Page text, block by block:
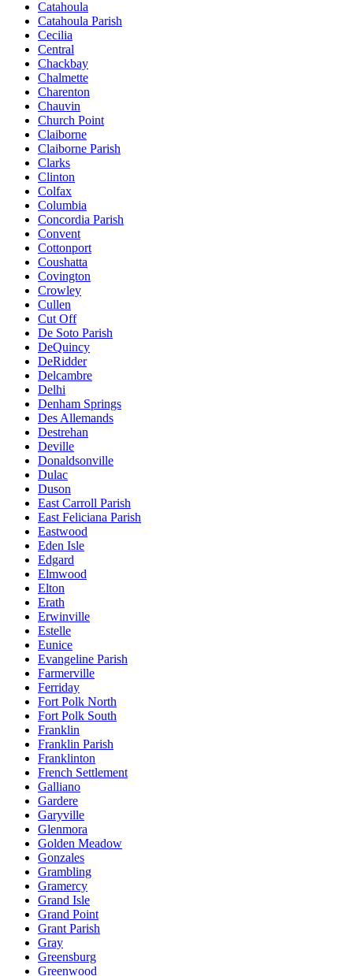
Catahoula
Catahoula Parish
Cecilia
Central
Chackbay
Chalmette
Charenton
Chauvin
Church Point
Claiborne
Claiborne Parish
Clarks
Clinton
Colfax
Columbia
Concordia Parish
Convent
Cottonport
Coushatta
Covington
Crowley
Cullen
Cut Off
De Soto Parish
DeQuincy
DeRidder
Delcambre
Delhi
Denham Springs
Des Allemands
Destrehan
Deville
Donaldsonville
Dulac
Duson
East Carroll Parish
East Feliciana Parish
Eastwood
Eden Isle
Edgard
Elmwood
Elton
Erath
Erwinville
Estelle
Eunice
Evangeline Parish
Farmerville
Ferriday
Fort Polk North
Fort Polk South
Franklin
Franklin Parish
Franklinton
French Settlement
Galliano
Gardere
Garyville
Glenmora
Golden Meadow
Gonzales
Grambling
Gramercy
Grand Isle
Grand Point
Grant Parish
Gray
Greensburg
Greenwood